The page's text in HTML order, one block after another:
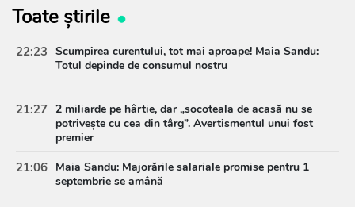
Toate știrile
22:23 Scumpirea curentului, tot mai aproape! Maia Sandu:
Totul depinde de consumul nostru
21:27 2 miliarde pe hârtie, dar „socoteala de acasă nu se
potrivește cu cea din târg”. Avertismentul unui fost
premier
21:06 Maia Sandu: Majorările salariale promise pentru 1
septembrie se amână